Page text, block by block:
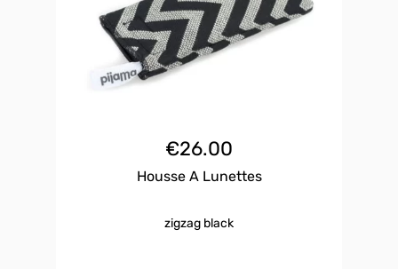
€26.00
Housse A Lunettes
zigzag black